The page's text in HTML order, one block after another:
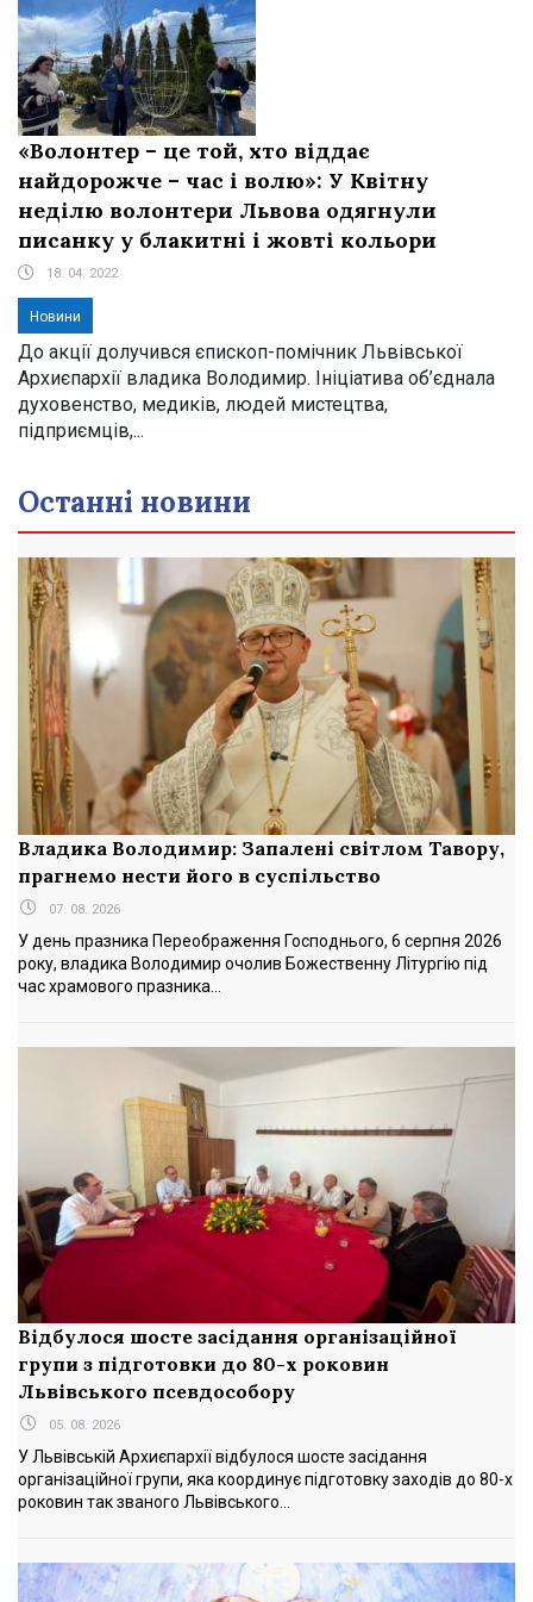
«Волонтер – це той, хто віддає
найдорожче – час і волю»: У Квітну
неділю волонтери Львова одягнули
писанку у блакитні і жовті кольори
18. 04. 2022
Новини
До акції долучився єпископ-помічник Львівської
Архиєпархії владика Володимир. Ініціатива об’єднала
духовенство, медиків, людей мистецтва,
підприємців,...
Останні новини
Владика Володимир: Запалені світлом Тавору,
прагнемо нести його в суспільство
07. 08. 2026
У день празника Переображення Господнього, 6 серпня 2026
року, владика Володимир очолив Божественну Літургію під
час храмового празника...
Відбулося шосте засідання організаційної
групи з підготовки до 80-х роковин
Львівського псевдособору
05. 08. 2026
У Львівській Архиєпархії відбулося шосте засідання
організаційної групи, яка координує підготовку заходів до 80-х
роковин так званого Львівського...